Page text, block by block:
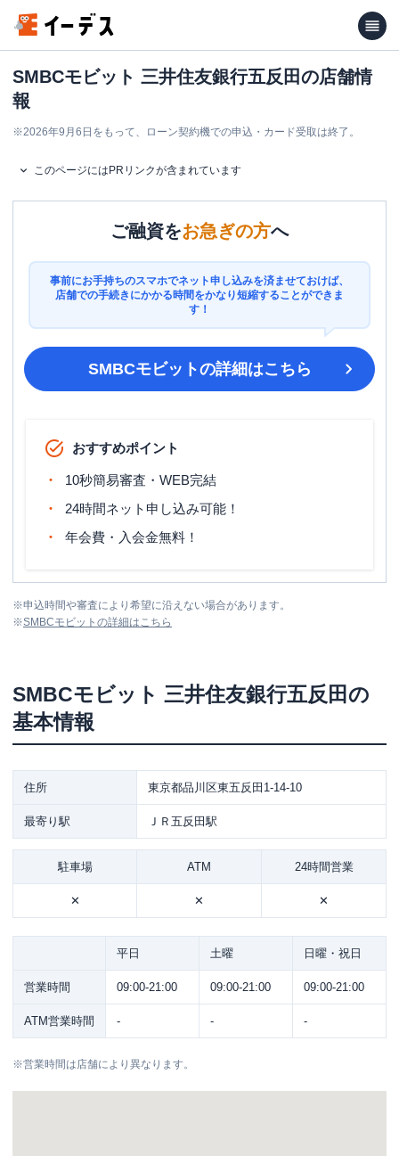
SMBCモビット 三井住友銀行五反田の店舗情
報
※2026年9月6日をもって、ローン契約機での申込・カード受取は終了。
このページにはPRリンクが含まれています
ご融資をお急ぎの方へ
事前にお手持ちのスマホでネット申し込みを済ませておけば、
店舗での手続きにかかる時間をかなり短縮することができま
す！
SMBCモビットの詳細はこちら
おすすめポイント
10秒簡易審査・WEB完結
24時間ネット申し込み可能！
年会費・入会金無料！
※申込時間や審査により希望に沿えない場合があります。
※SMBCモビット の詳細はこちら
SMBCモビット 三井住友銀行五反田 の
基本情報
住所 東京都品川区東五反田1-14-10
最寄り駅 ＪＲ五反田駅
駐車場 ATM 24時間営業
✕ ✕ ✕
平日 土曜 日曜・祝日
営業時間 09:00-21:00 09:00-21:00 09:00-21:00
ATM営業時間 - - -
※営業時間は店舗により異なります。